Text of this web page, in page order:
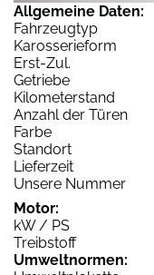
Allgemeine Daten:
Fahrzeugtyp
Karosserieform
Erst-Zul.
Getriebe
Kilometerstand
Anzahl der Türen
Farbe
Standort
Lieferzeit
Unsere Nummer
Motor:
kW / PS
Treibstoff
Umweltnormen: